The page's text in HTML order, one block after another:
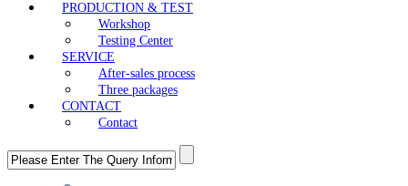
PRODUCTION & TEST
Workshop
Testing Center
SERVICE
After-sales process
Three packages
CONTACT
Contact